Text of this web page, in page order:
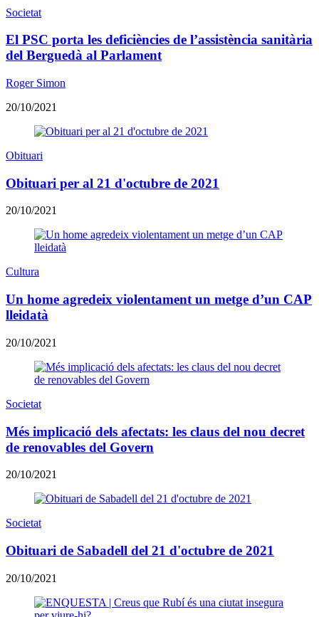
Societat
El PSC porta les deficiències de l’assistència sanitària
del Berguedà al Parlament
Roger Simon
20/10/2021
Obituari
Obituari per al 21 d'octubre de 2021
20/10/2021
Cultura
Un home agredeix violentament un metge d’un CAP
lleidatà
20/10/2021
Societat
Més implicació dels afectats: les claus del nou decret
de renovables del Govern
20/10/2021
Societat
Obituari de Sabadell del 21 d'octubre de 2021
20/10/2021